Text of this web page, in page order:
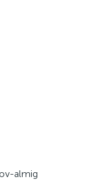
almig